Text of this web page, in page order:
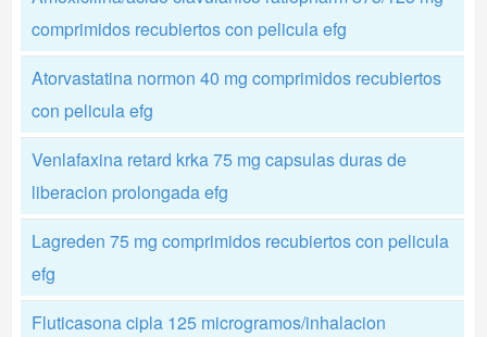
comprimidos recubiertos con pelicula efg
Atorvastatina normon 40 mg comprimidos recubiertos
con pelicula efg
Venlafaxina retard krka 75 mg capsulas duras de
liberacion prolongada efg
Lagreden 75 mg comprimidos recubiertos con pelicula
efg
Fluticasona cipla 125 microgramos/inhalacion